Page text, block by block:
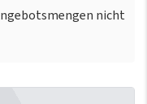
nicht